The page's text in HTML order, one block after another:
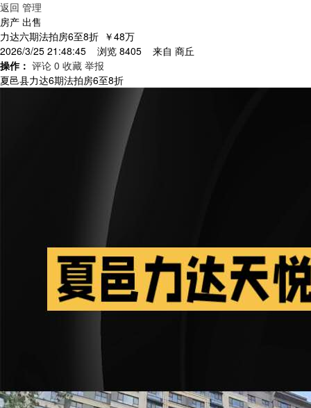
返回 管理
房产 出售
力达六期法拍房6至8折 ￥48万
2026/3/25 21:48:45 浏览 8405 来自 商丘
操作： 评论 0 收藏 举报
夏邑县力达6期法拍房6至8折